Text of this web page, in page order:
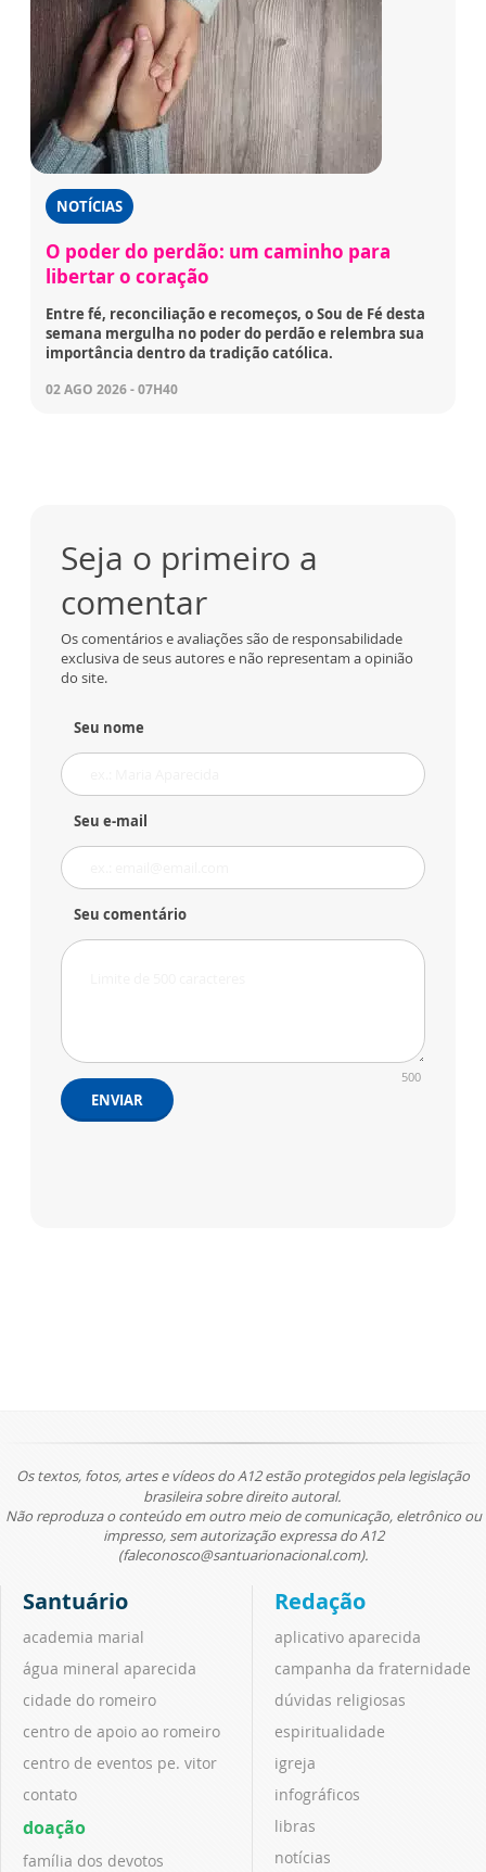
NOTÍCIAS
O poder do perdão: um caminho para
libertar o coração
Entre fé, reconciliação e recomeços, o Sou de Fé desta
semana mergulha no poder do perdão e relembra sua
importância dentro da tradição católica.
02 AGO 2026 - 07H40
Seja o primeiro a
comentar
Os comentários e avaliações são de responsabilidade
exclusiva de seus autores e não representam a opinião
do site.
Seu nome
Seu e-mail
Seu comentário
500
ENVIAR
Os textos, fotos, artes e vídeos do A12 estão protegidos pela legislação
brasileira sobre direito autoral.
Não reproduza o conteúdo em outro meio de comunicação, eletrônico ou
impresso, sem autorização expressa do A12
(faleconosco@santuarionacional.com).
Santuário
academia marial
água mineral aparecida
cidade do romeiro
centro de apoio ao romeiro
centro de eventos pe. vitor
contato
doação
família dos devotos
Redação
aplicativo aparecida
campanha da fraternidade
dúvidas religiosas
espiritualidade
igreja
infográficos
libras
notícias